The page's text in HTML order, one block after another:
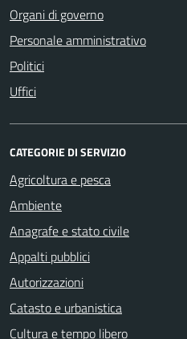
Organi di governo
Personale amministrativo
Politici
Uffici
CATEGORIE DI SERVIZIO
Agricoltura e pesca
Ambiente
Anagrafe e stato civile
Appalti pubblici
Autorizzazioni
Catasto e urbanistica
Cultura e tempo libero